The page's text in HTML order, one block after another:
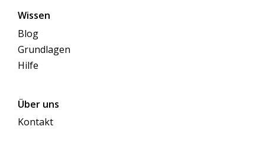
Wissen
Blog
Grundlagen
Hilfe
Über uns
Kontakt